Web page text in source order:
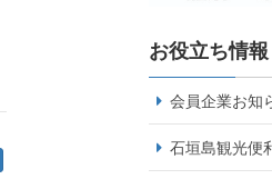
お役立ち情報
会員企業お知
石垣島観光便